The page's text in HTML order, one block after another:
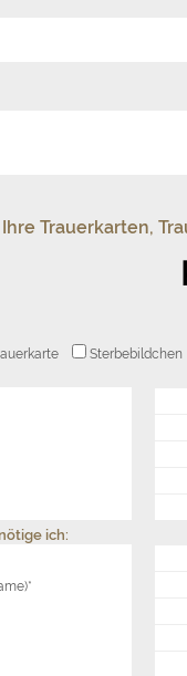
Trauerkarten,
Sterbebildchen
ich: